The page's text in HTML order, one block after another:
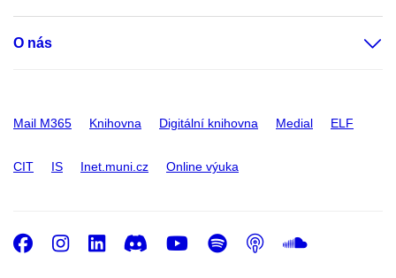
O nás
Mail M365 Knihovna Digitální knihovna Medial ELF
CIT IS Inet.muni.cz Online výuka
Facebook
Instagram
LinkedIn
DiscordYoutube
Spotify
Podcast